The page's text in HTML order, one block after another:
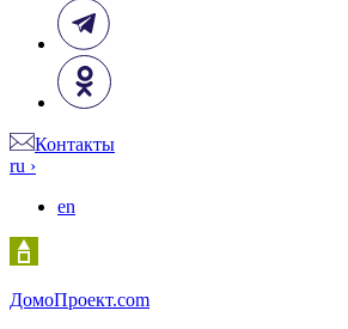
Контакты
ru ›
en
ДомоПроект.com